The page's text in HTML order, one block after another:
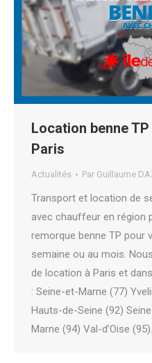
Location benne
Paris
Actualités Par Guillaume
Transport et location de
avec chauffeur en région
remorque benne TP pour
semaine ou au mois.
de location à Paris et
: Seine-et-Marne (77)
Hauts-de-Seine (92)
Marne (94) Val-d’Oise